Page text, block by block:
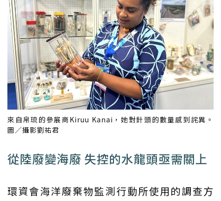
來自帛琉的參展商Kiruu Kanai，她對針頭的數量感到詫異。
圖／攝影劉祐君
從陸廢變海廢 失控的水龍頭亟需關上
環資會海洋廢棄物監測行動所使用的調查方